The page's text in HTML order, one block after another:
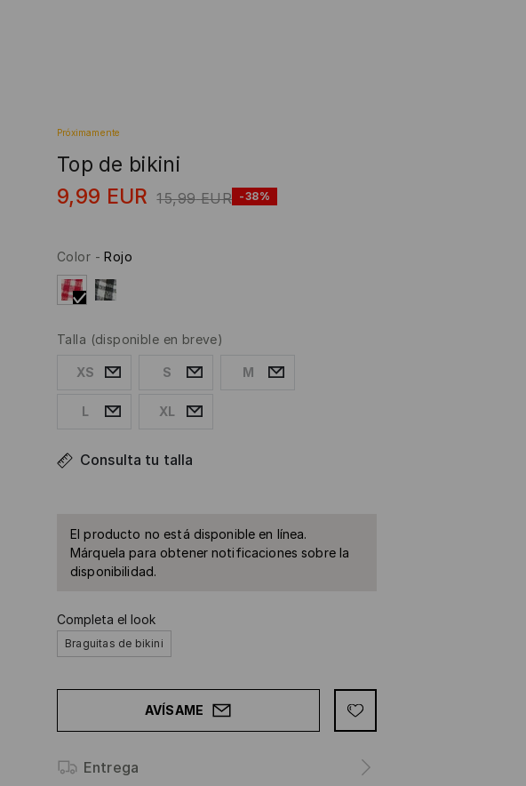
Próximamente
Top de bikini
9,99 EUR 15,99 EUR -38%
Color -Rojo
Talla (disponible en breve)
XS S M
L XL
Consulta tu talla
El producto no está disponible en línea.
Márquela para obtener notificaciones sobre la
disponibilidad.
Completa el look
Braguitas de bikini
AVÍSAME
Entrega